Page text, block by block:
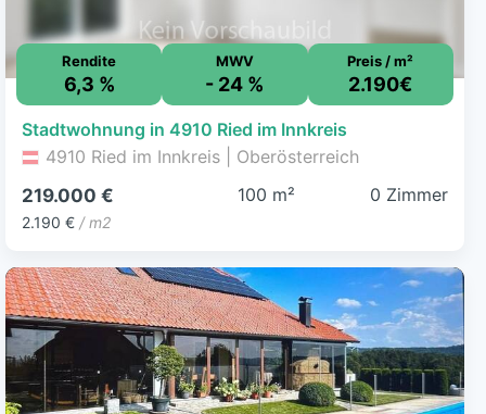
Rendite
6,3 %
MWV
- 24 %
Preis / m²
2.190€
Stadtwohnung in 4910 Ried im Innkreis
4910 Ried im Innkreis | Oberösterreich
219.000 €
2.190 € / m2
100 m² 0 Zimmer